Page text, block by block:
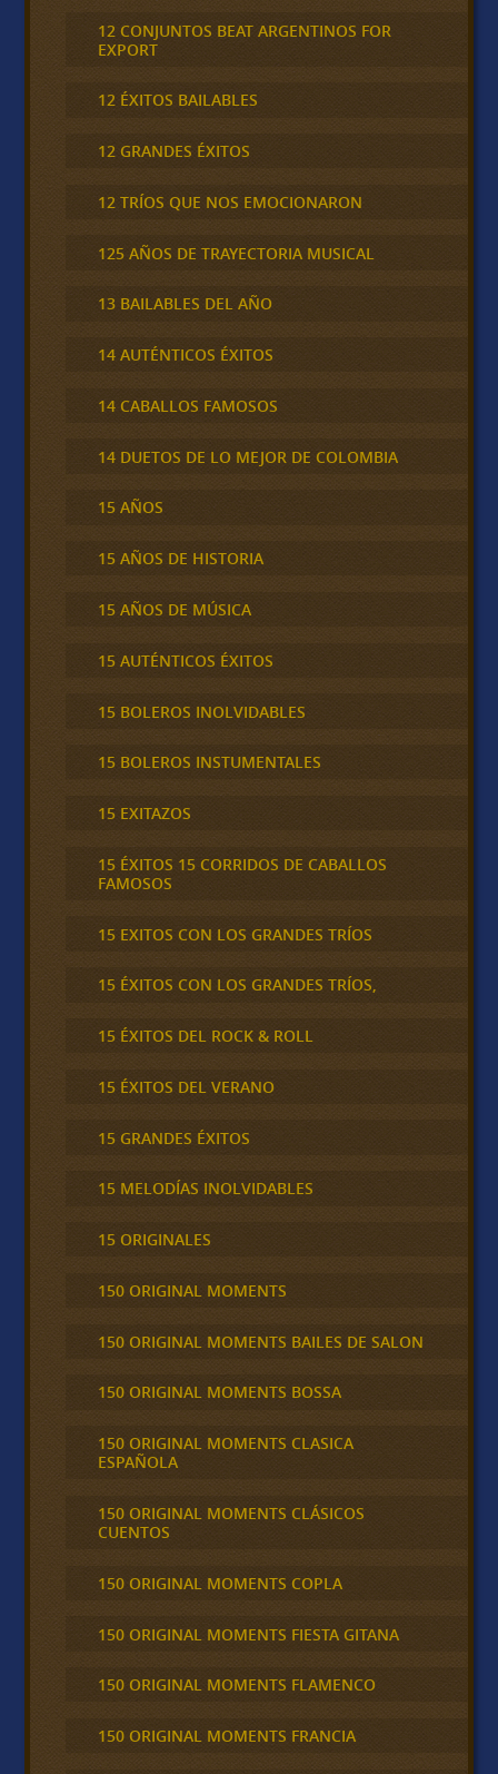
12 CONJUNTOS BEAT ARGENTINOS FOR
EXPORT
12 ÉXITOS BAILABLES
12 GRANDES ÉXITOS
12 TRÍOS QUE NOS EMOCIONARON
125 AÑOS DE TRAYECTORIA MUSICAL
13 BAILABLES DEL AÑO
14 AUTÉNTICOS ÉXITOS
14 CABALLOS FAMOSOS
14 DUETOS DE LO MEJOR DE COLOMBIA
15 AÑOS
15 AÑOS DE HISTORIA
15 AÑOS DE MÚSICA
15 AUTÉNTICOS ÉXITOS
15 BOLEROS INOLVIDABLES
15 BOLEROS INSTUMENTALES
15 EXITAZOS
15 ÉXITOS 15 CORRIDOS DE CABALLOS
FAMOSOS
15 EXITOS CON LOS GRANDES TRÍOS
15 ÉXITOS CON LOS GRANDES TRÍOS,
15 ÉXITOS DEL ROCK & ROLL
15 ÉXITOS DEL VERANO
15 GRANDES ÉXITOS
15 MELODÍAS INOLVIDABLES
15 ORIGINALES
150 ORIGINAL MOMENTS
150 ORIGINAL MOMENTS BAILES DE SALON
150 ORIGINAL MOMENTS BOSSA
150 ORIGINAL MOMENTS CLASICA
ESPAÑOLA
150 ORIGINAL MOMENTS CLÁSICOS
CUENTOS
150 ORIGINAL MOMENTS COPLA
150 ORIGINAL MOMENTS FIESTA GITANA
150 ORIGINAL MOMENTS FLAMENCO
150 ORIGINAL MOMENTS FRANCIA